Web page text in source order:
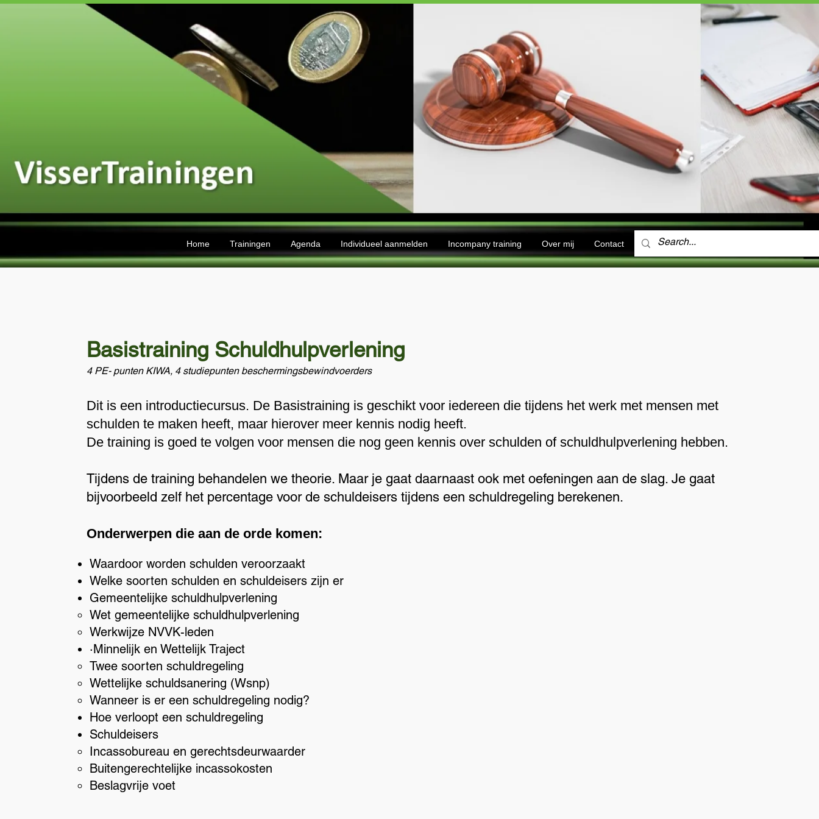
Home Trainingen Agenda Individueel aanmelden Incompany training Over mij Contact
Basistraining Schuldhulpverlening
4 PE- punten KIWA, 4 studiepunten beschermingsbewindvoerders
Dit is een introductiecursus. De Basistraining is geschikt voor iedereen die tijdens het werk met mensen met
schulden te maken heeft, maar hierover meer kennis nodig heeft.
De training is goed te volgen voor mensen die nog geen kennis over schulden of schuldhulpverlening hebben.
Tijdens de training ​ ​behandelen we theorie. Maar je gaat daarnaast ook met oefeningen aan de slag. Je gaat
bijvoorbeeld zelf het percentage voor de schuldeisers tijdens een schuldregeling berekenen.
Onderwerpen die aan de orde komen:
Waardoor worden schulden veroorzaakt
Welke soorten schulden en schuldeisers zijn er
Gemeentelijke schuldhulpverlening
Wet gemeentelijke schuldhulpverlening
Werkwijze NVVK-leden
·Minnelijk en Wettelijk Traject
Twee soorten schuldregeling
Wettelijke schuldsanering (Wsnp)
Wanneer is er een schuldregeling nodig?
Hoe verloopt een schuldregeling
Schuldeisers
Incassobureau en gerechtsdeurwaarder
Buitengerechtelijke incassokosten
Beslagvrije voet